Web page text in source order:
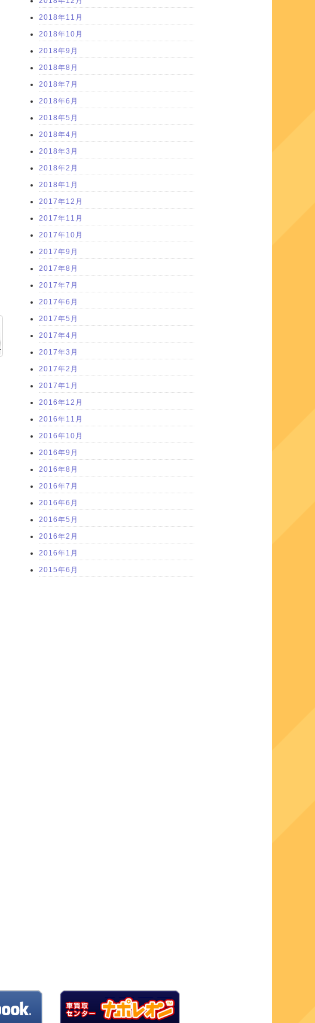
2018年11月
2018年10月
2018年9月
2018年8月
2018年7月
2018年6月
2018年5月
2018年4月
2018年3月
2018年2月
2018年1月
2017年12月
2017年11月
2017年10月
2017年9月
2017年8月
2017年7月
2017年6月
2017年5月
2017年4月
2017年3月
2017年2月
2017年1月
2016年12月
2016年11月
2016年10月
2016年9月
2016年8月
2016年7月
2016年6月
2016年5月
2016年2月
2016年1月
2015年6月